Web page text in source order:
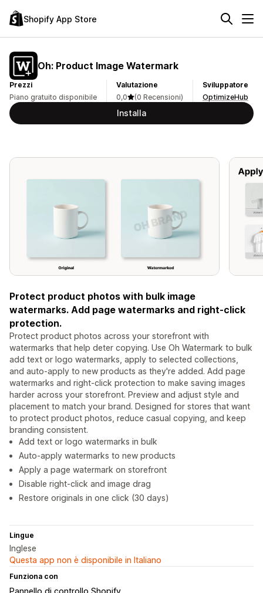
Shopify App Store
Oh: Product Image Watermark
Prezzi
Piano gratuito disponibile
Valutazione
0,0
(0 Recensioni)
Sviluppatore
OptimizeHub
Installa
Protect product photos with bulk image
watermarks. Add page watermarks and right-click
protection.
Protect product photos across your storefront with
watermarks that help deter copying. Use Oh Watermark to bulk
add text or logo watermarks, apply to selected collections,
and auto-apply to new products as they're added. Add page
watermarks and right-click protection to make saving images
harder across your storefront. Preview and adjust style and
placement to match your brand. Designed for stores that want
to protect product photos, reduce casual copying, and keep
branding consistent.
Add text or logo watermarks in bulk
Auto-apply watermarks to new products
Apply a page watermark on storefront
Disable right-click and image drag
Restore originals in one click (30 days)
Lingue
Inglese
Questa app non è disponibile in Italiano
Funziona con